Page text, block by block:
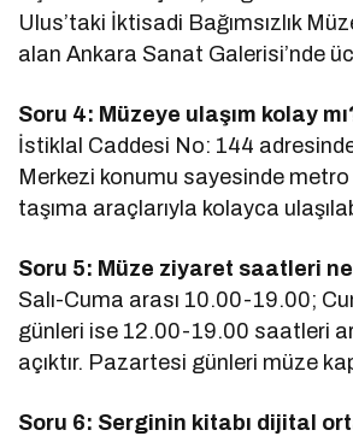
Ulus’taki İktisadi Bağımsızlık
alan Ankara Sanat Galerisi’nde
Soru 4: Müzeye ulaşım kolay
İstiklal Caddesi No: 144 adresinde
Merkezi konumu sayesinde
taşıma araçlarıyla kolayca
Soru 5: Müze ziyaret saatleri
Salı-Cuma arası 10.00-19.00;
günleri ise 12.00-19.00 saatleri
açıktır. Pazartesi günleri müze
Soru 6: Serginin kitabı dijital